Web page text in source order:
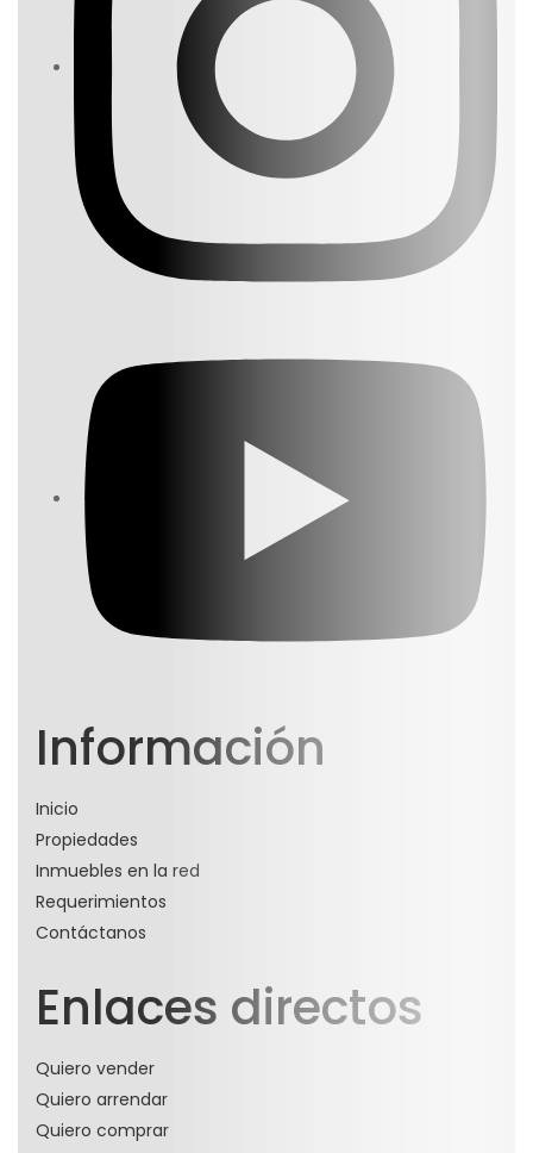
Información
Inicio
Propiedades
Inmuebles en la red
Requerimientos
Contáctanos
Enlaces directos
Quiero vender
Quiero arrendar
Quiero comprar